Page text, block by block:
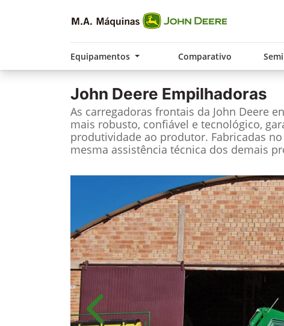
Equipamentos Comparativo
John Deere Empilhadoras
As carregadoras frontais da John Deere
mais robusto, confiável e tecnológico,
produtividade ao produtor. Fabricadas
mesma assistência técnica dos demais
Anterior